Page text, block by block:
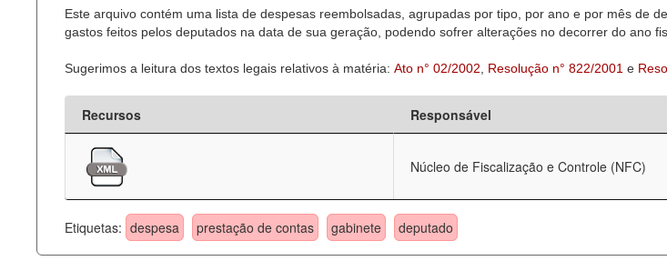
Este arquivo contém uma lista de despesas reembolsadas, agrupadas por tipo, por ano e por mês de
gastos feitos pelos deputados na data de sua geração, podendo sofrer alterações no decorrer do ano
Sugerimos a leitura dos textos legais relativos à matéria: Ato n° 02/2002 Resolução n° 822/2001 e
Recursos Responsável
Núcleo de Fiscalização e Controle (NFC)
Etiquetas: despesa prestação de contas gabinete deputado